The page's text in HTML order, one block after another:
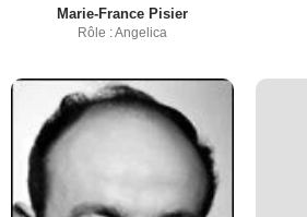
Marie-France Pisier
Rôle : Angelica